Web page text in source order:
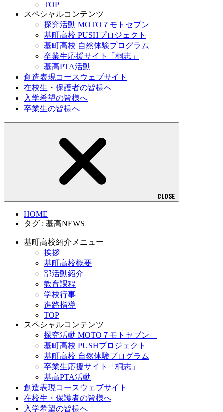
TOP
スペシャルコンテンツ
探究活動 MOTO７モトセブン
基町高校 PUSHプロジェクト
基町高校 自然体験プログラム
卒業生応援サイト「桐志」
基高PTA活動
創造表現コースウェブサイト
在校生・保護者の皆様へ
入学希望の皆様へ
卒業生の皆様へ
CLOSE
HOME
タグ : 基高NEWS
基町高校紹介メニュー
挨拶
基町高校概要
部活動紹介
教育課程
学校行事
進路指導
TOP
スペシャルコンテンツ
探究活動 MOTO７モトセブン
基町高校 PUSHプロジェクト
基町高校 自然体験プログラム
卒業生応援サイト「桐志」
基高PTA活動
創造表現コースウェブサイト
在校生・保護者の皆様へ
入学希望の皆様へ